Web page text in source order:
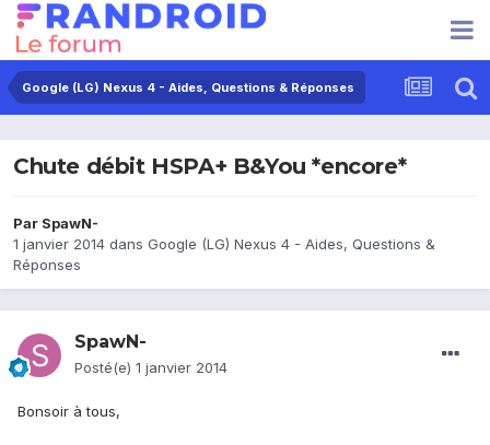
Google (LG) Nexus 4 - Aides, Questions & Réponses
Chute débit HSPA+ B&You *encore*
Par SpawN-
1 janvier 2014 dans Google (LG) Nexus 4 - Aides, Questions &
Réponses
SpawN-
Posté(e) 1 janvier 2014
Bonsoir à tous,